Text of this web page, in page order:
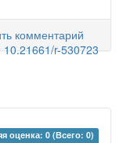
комментарий
10.21661/r-530723
оценка: 0 (Всего: 0)